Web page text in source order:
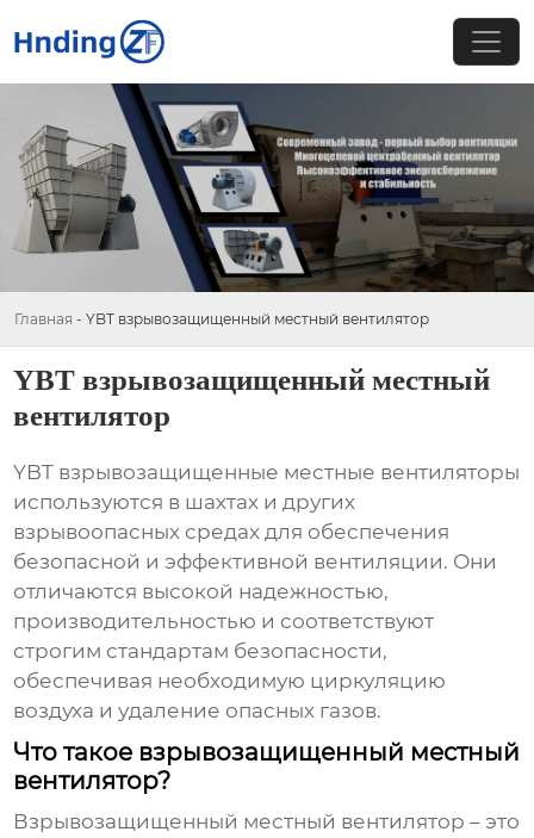
Главная - YBT взрывозащищенный местный вентилятор
YBT взрывозащищенный местный
вентилятор
YBT взрывозащищенные местные вентиляторы
используются в шахтах и других
взрывоопасных средах для обеспечения
безопасной и эффективной вентиляции. Они
отличаются высокой надежностью,
производительностью и соответствуют
строгим стандартам безопасности,
обеспечивая необходимую циркуляцию
воздуха и удаление опасных газов.
Что такое взрывозащищенный местный
вентилятор?
Взрывозащищенный местный вентилятор – это